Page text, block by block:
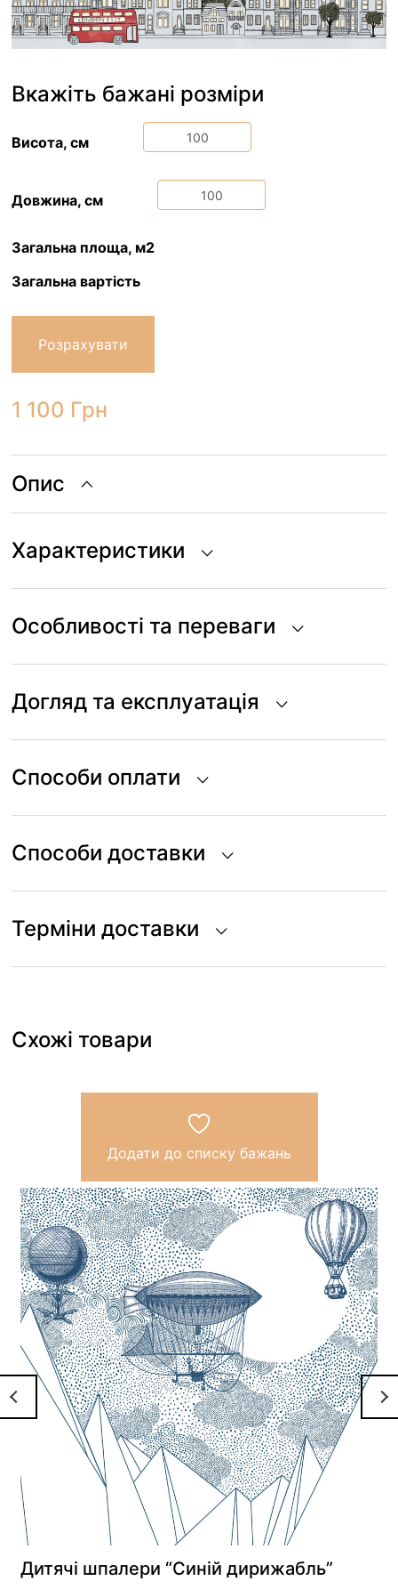
Вкажіть бажані розміри
Висота, см
Довжина, см
Загальна площа, м2
Загальна вартість
Розрахувати
1 100 Грн
Опис
Характеристики
Особливості та переваги
Догляд та експлуатація
Способи оплати
Способи доставки
Терміни доставки
Схожі товари
Додати до списку бажань
Дитячі шпалери “Синій дирижабль”